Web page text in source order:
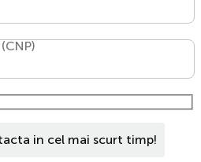
in cel mai scurt timp!